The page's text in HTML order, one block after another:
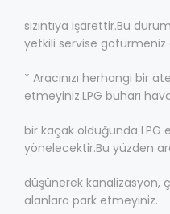
sızıntıya işarettir.Bu
yetkili servise götürmeniz
* Aracınızı herhangi bir
etmeyiniz.LPG buharı
bir kaçak olduğunda LPG
yönelecektir.Bu yüzden
düşünerek kanalizasyon,
alanlara park etmeyiniz.